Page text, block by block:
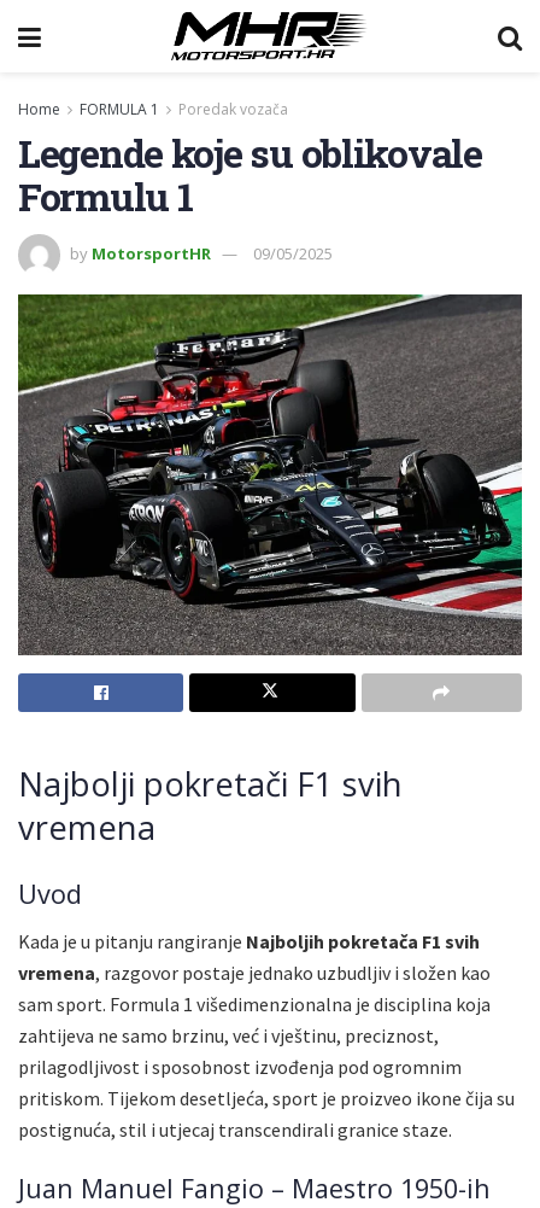
Home FORMULA 1 Poredak vozača
Legende koje su oblikovale
Formulu 1
by MotorsportHR 09/05/2025
Najbolji pokretači F1 svih
vremena
Uvod
Kada je u pitanju rangiranje Najboljih pokretača F1 svih
vremena, razgovor postaje jednako uzbudljiv i složen kao
sam sport. Formula 1 višedimenzionalna je disciplina koja
zahtijeva ne samo brzinu, već i vještinu, preciznost,
prilagodljivost i sposobnost izvođenja pod ogromnim
pritiskom. Tijekom desetljeća, sport je proizveo ikone čija su
postignuća, stil i utjecaj transcendirali granice staze.
Juan Manuel Fangio – Maestro 1950-ih